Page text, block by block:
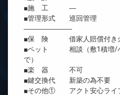
■施 工 ―
■管理形式 巡回管理
―――――――
■保 険 借家人賠償付き火
■ペット 相談（敷1積増/小
で）
■楽 器 不可
■鍵交換代 新築の為不要
■その他① アクト安心ライ